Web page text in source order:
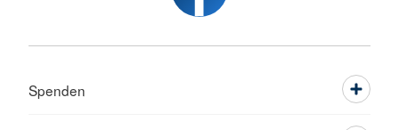
Spenden